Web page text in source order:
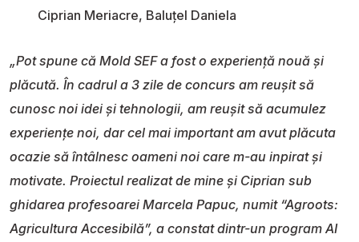
Ciprian Meriacre, Baluțel Daniela
„Pot spune că Mold SEF a fost o experiență nouă şi
plăcută. În cadrul a 3 zile de concurs am reuşit să
cunosc noi idei şi tehnologii, am reuşit să acumulez
experiențe noi, dar cel mai important am avut plăcuta
ocazie să întâlnesc oameni noi care m-au inpirat şi
motivate. Proiectul realizat de mine și Ciprian sub
ghidarea profesoarei Marcela Papuc, numit “Agroots:
Agricultura Accesibilă”, a constat dintr-un program AI